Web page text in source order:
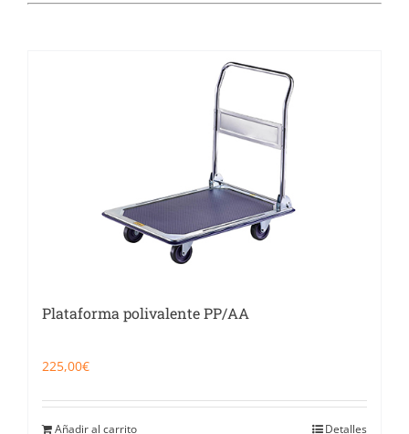
Plataforma polivalente PP/AA
225,00€
Añadir al carrito Detalles